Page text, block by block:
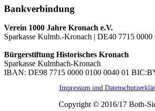
Bankverbindung
Verein 1000 Jahre Kronach e.V.
Sparkasse Kulmb.-Kronach | DE40 7715 0000
Bürgerstiftung Historisches Kronach
Sparkasse Kulmbach-Kronach
IBAN: DE98 7715 0000 0100 0040 01
Impressum und
Copyright © 2016/17 Both-